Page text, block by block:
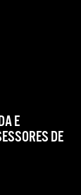
E
DE